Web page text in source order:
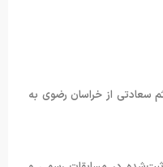
سعادتی از خراسان رضوی به